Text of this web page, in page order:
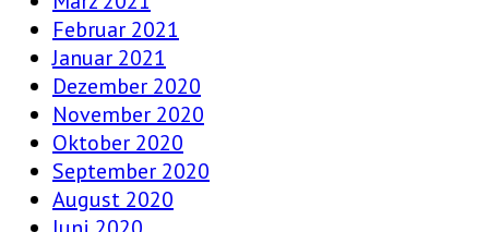
Februar 2021
Januar 2021
Dezember 2020
November 2020
Oktober 2020
September 2020
August 2020